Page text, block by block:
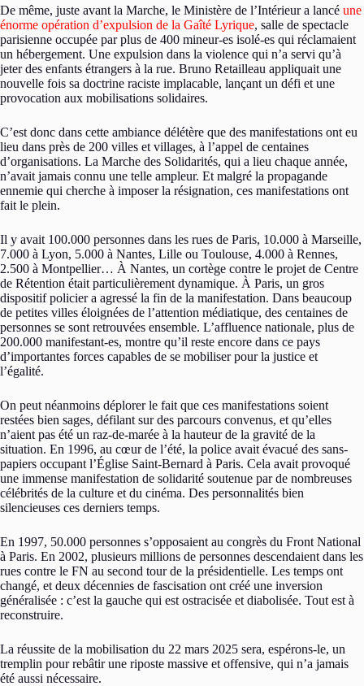
De même, juste avant la Marche, le Ministère de l’Intérieur a lancé une
énorme opération d’expulsion de la Gaîté Lyrique, salle de spectacle
parisienne occupée par plus de 400 mineur-es isolé-es qui réclamaient
un hébergement. Une expulsion dans la violence qui n’a servi qu’à
jeter des enfants étrangers à la rue. Bruno Retailleau appliquait une
nouvelle fois sa doctrine raciste implacable, lançant un défi et une
provocation aux mobilisations solidaires.
C’est donc dans cette ambiance délétère que des manifestations ont eu
lieu dans près de 200 villes et villages, à l’appel de centaines
d’organisations. La Marche des Solidarités, qui a lieu chaque année,
n’avait jamais connu une telle ampleur. Et malgré la propagande
ennemie qui cherche à imposer la résignation, ces manifestations ont
fait le plein.
Il y avait 100.000 personnes dans les rues de Paris, 10.000 à Marseille,
7.000 à Lyon, 5.000 à Nantes, Lille ou Toulouse, 4.000 à Rennes,
2.500 à Montpellier… À Nantes, un cortège contre le projet de Centre
de Rétention était particulièrement dynamique. À Paris, un gros
dispositif policier a agressé la fin de la manifestation. Dans beaucoup
de petites villes éloignées de l’attention médiatique, des centaines de
personnes se sont retrouvées ensemble. L’affluence nationale, plus de
200.000 manifestant-es, montre qu’il reste encore dans ce pays
d’importantes forces capables de se mobiliser pour la justice et
l’égalité.
On peut néanmoins déplorer le fait que ces manifestations soient
restées bien sages, défilant sur des parcours convenus, et qu’elles
n’aient pas été un raz-de-marée à la hauteur de la gravité de la
situation. En 1996, au cœur de l’été, la police avait évacué des sans-
papiers occupant l’Église Saint-Bernard à Paris. Cela avait provoqué
une immense manifestation de solidarité soutenue par de nombreuses
célébrités de la culture et du cinéma. Des personnalités bien
silencieuses ces derniers temps.
En 1997, 50.000 personnes s’opposaient au congrès du Front National
à Paris. En 2002, plusieurs millions de personnes descendaient dans les
rues contre le FN au second tour de la présidentielle. Les temps ont
changé, et deux décennies de fascisation ont créé une inversion
généralisée : c’est la gauche qui est ostracisée et diabolisée. Tout est à
reconstruire.
La réussite de la mobilisation du 22 mars 2025 sera, espérons-le, un
tremplin pour rebâtir une riposte massive et offensive, qui n’a jamais
été aussi nécessaire.